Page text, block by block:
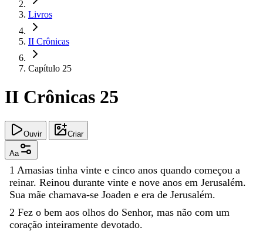
Livros
II Crônicas
Capítulo 25
II Crônicas 25
Ouvir Criar
Aa
1 Amasias tinha vinte e cinco anos quando começou a
reinar. Reinou durante vinte e nove anos em Jerusalém.
Sua mãe chamava-se Joaden e era de Jerusalém.
2 Fez o bem aos olhos do Senhor, mas não com um
coração inteiramente devotado.